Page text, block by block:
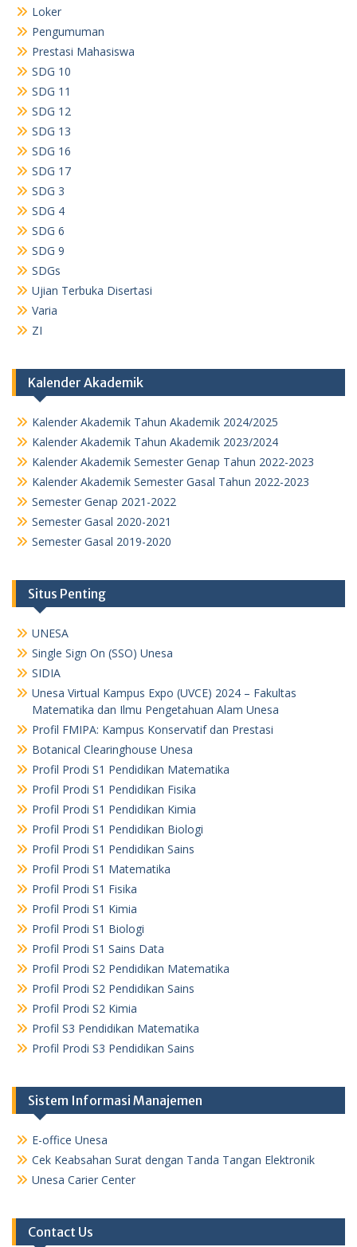
Loker
Pengumuman
Prestasi Mahasiswa
SDG 10
SDG 11
SDG 12
SDG 13
SDG 16
SDG 17
SDG 3
SDG 4
SDG 6
SDG 9
SDGs
Ujian Terbuka Disertasi
Varia
ZI
Kalender Akademik
Kalender Akademik Tahun Akademik 2024/2025
Kalender Akademik Tahun Akademik 2023/2024
Kalender Akademik Semester Genap Tahun 2022-2023
Kalender Akademik Semester Gasal Tahun 2022-2023
Semester Genap 2021-2022
Semester Gasal 2020-2021
Semester Gasal 2019-2020
Situs Penting
UNESA
Single Sign On (SSO) Unesa
SIDIA
Unesa Virtual Kampus Expo (UVCE) 2024 – Fakultas
Matematika dan Ilmu Pengetahuan Alam Unesa
Profil FMIPA: Kampus Konservatif dan Prestasi
Botanical Clearinghouse Unesa
Profil Prodi S1 Pendidikan Matematika
Profil Prodi S1 Pendidikan Fisika
Profil Prodi S1 Pendidikan Kimia
Profil Prodi S1 Pendidikan Biologi
Profil Prodi S1 Pendidikan Sains
Profil Prodi S1 Matematika
Profil Prodi S1 Fisika
Profil Prodi S1 Kimia
Profil Prodi S1 Biologi
Profil Prodi S1 Sains Data
Profil Prodi S2 Pendidikan Matematika
Profil Prodi S2 Pendidikan Sains
Profil Prodi S2 Kimia
Profil S3 Pendidikan Matematika
Profil Prodi S3 Pendidikan Sains
Sistem Informasi Manajemen
E-office Unesa
Cek Keabsahan Surat dengan Tanda Tangan Elektronik
Unesa Carier Center
Contact Us